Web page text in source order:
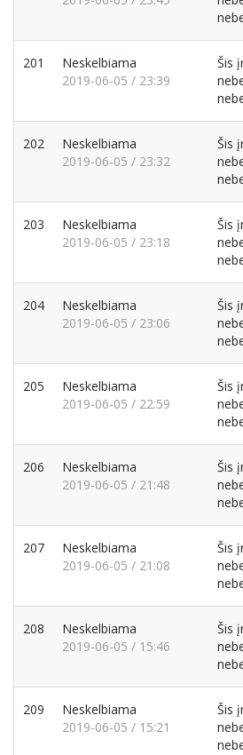
201
Neskelbiama
2019-06-05 / 23:39
Šis
202
Neskelbiama
2019-06-05 / 23:32
Šis
203
Neskelbiama
2019-06-05 / 23:18
Šis
204
Neskelbiama
2019-06-05 / 23:06
Šis
205
Neskelbiama
2019-06-05 / 22:59
Šis
206
Neskelbiama
2019-06-05 / 21:48
Šis
207
Neskelbiama
2019-06-05 / 21:08
Šis
208
Neskelbiama
2019-06-05 / 15:46
Šis
209
Neskelbiama
2019-06-05 / 15:21
Šis